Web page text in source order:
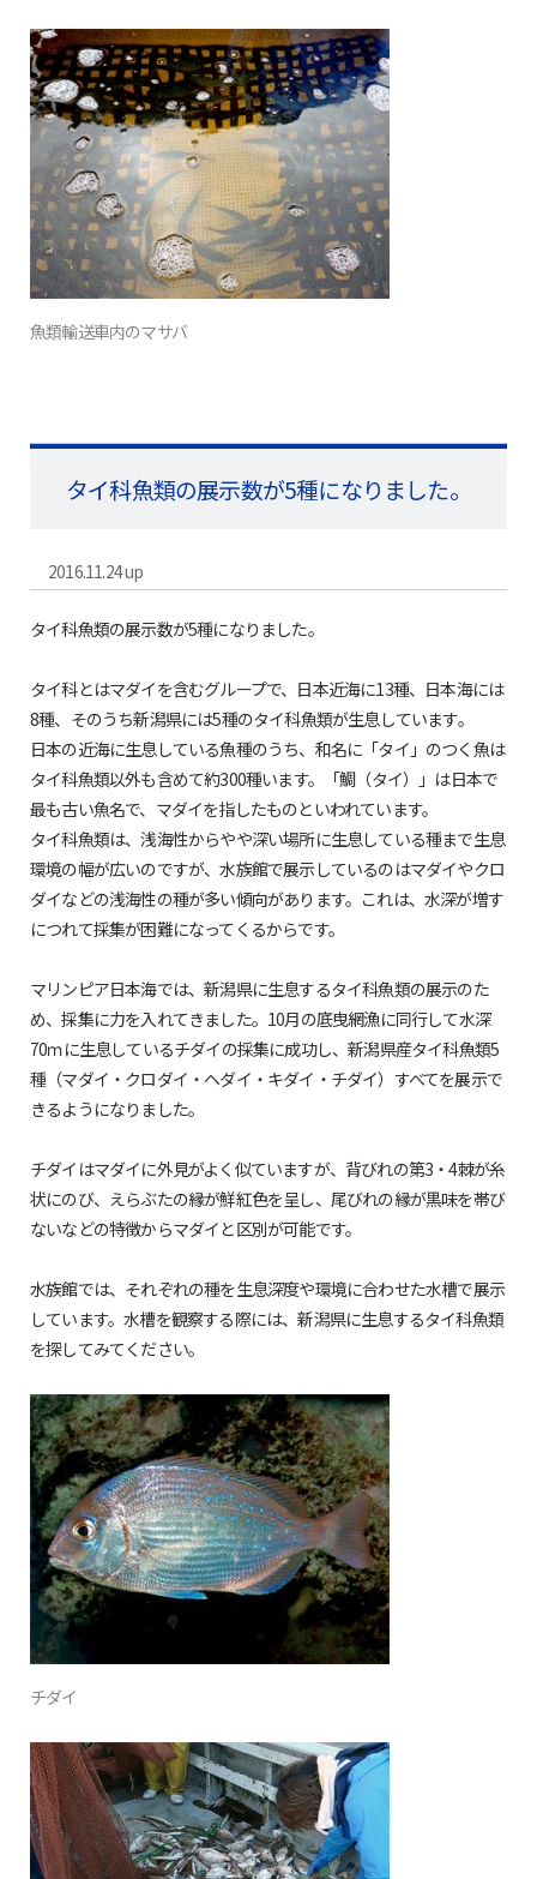
魚類輸送車内のマサバ
タイ科魚類の展示数が5種になりました。
2016.11.24 up
タイ科魚類の展示数が5種になりました。
タイ科とはマダイを含むグループで、日本近海に13種、日本海には
8種、そのうち新潟県には5種のタイ科魚類が生息しています。
日本の近海に生息している魚種のうち、和名に「タイ」のつく魚は
タイ科魚類以外も含めて約300種います。「鯛（タイ）」は日本で
最も古い魚名で、マダイを指したものといわれています。
タイ科魚類は、浅海性からやや深い場所に生息している種まで生息
環境の幅が広いのですが、水族館で展示しているのはマダイやクロ
ダイなどの浅海性の種が多い傾向があります。これは、水深が増す
につれて採集が困難になってくるからです。
マリンピア日本海では、新潟県に生息するタイ科魚類の展示のた
め、採集に力を入れてきました。10月の底曳網漁に同行して水深
70ｍに生息しているチダイの採集に成功し、新潟県産タイ科魚類5
種（マダイ・クロダイ・ヘダイ・キダイ・チダイ）すべてを展示で
きるようになりました。
チダイはマダイに外見がよく似ていますが、背びれの第3・4棘が糸
状にのび、えらぶたの縁が鮮紅色を呈し、尾びれの縁が黒味を帯び
ないなどの特徴からマダイと区別が可能です。
水族館では、それぞれの種を生息深度や環境に合わせた水槽で展示
しています。水槽を観察する際には、新潟県に生息するタイ科魚類
を探してみてください。
チダイ